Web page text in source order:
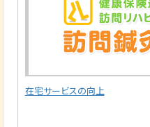
在宅サービスの向上